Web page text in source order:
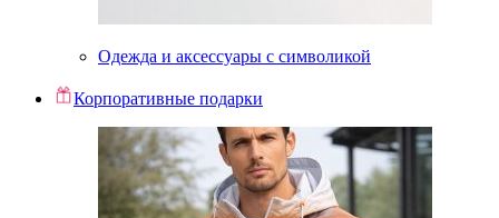
Одежда и аксессуары с символикой
Корпоративные подарки